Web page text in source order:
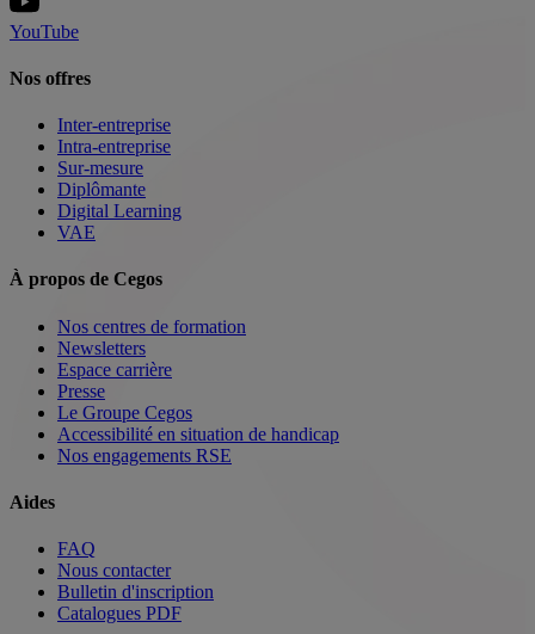
YouTube
Nos offres
Inter-entreprise
Intra-entreprise
Sur-mesure
Diplômante
Digital Learning
VAE
À propos de Cegos
Nos centres de formation
Newsletters
Espace carrière
Presse
Le Groupe Cegos
Accessibilité en situation de handicap
Nos engagements RSE
Aides
FAQ
Nous contacter
Bulletin d'inscription
Catalogues PDF